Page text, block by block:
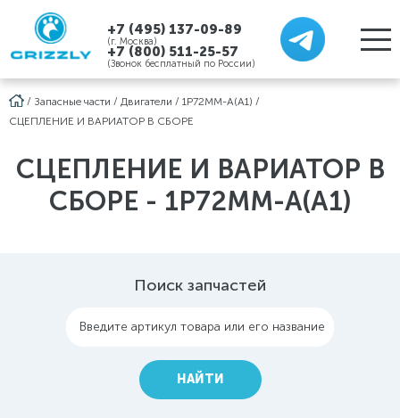
+7 (495) 137-09-89
(г. Москва)
+7 (800) 511-25-57
(Звонок бесплатный по России)
/ Запасные части / Двигатели / 1P72MM-A(A1) /
СЦЕПЛЕНИЕ И ВАРИАТОР В СБОРЕ
СЦЕПЛЕНИЕ И ВАРИАТОР В
СБОРЕ - 1P72MM-A(A1)
Поиск запчастей
Введите артикул товара или его название
НАЙТИ